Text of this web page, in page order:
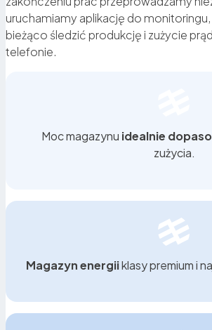
Magazyn energii działa jak UPS dla
przypadku przerwy w dostawie
zasila najważniejsze urządzenia –
uruchamiamy aplikację do
bieżąco śledzić produkcję i zużycie
telefonie.
Moc magazynu idealnie
zużycia.
Magazyn energiiklasy premium i